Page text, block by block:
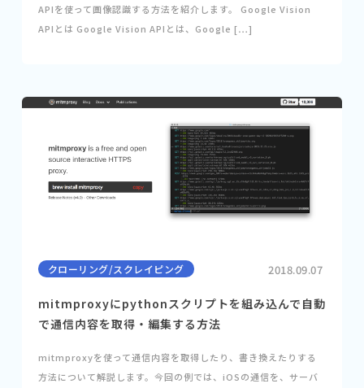
APIを使って画像認識する方法を紹介します。 Google Vision
APIとは Google Vision APIとは、Google […]
クローリング/スクレイピング 2018.09.07
mitmproxyにpythonスクリプトを組み込んで自動
で通信内容を取得・編集する方法
mitmproxyを使って通信内容を取得したり、書き換えたりする
方法について解説します。今回の例では、iOSの通信を、サーバ